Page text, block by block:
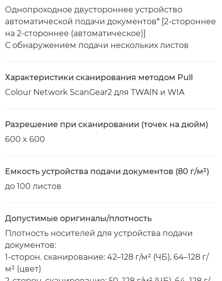
Однопроходное двустороннее устройство
автоматической подачи документов* [2-стороннее
на 2-стороннее (автоматическое)]
С обнаружением подачи нескольких листов
Характеристики сканирования методом Pull
Colour Network ScanGear2 для TWAIN и WIA
Разрешение при сканировании (точек на дюйм)
600 x 600
Емкость устройства подачи документов (80 г/м²)
до 100 листов
Допустимые оригиналы/плотность
Плотность носителей для устройства подачи
документов:
1-сторон. сканирование: 42–128 г/м² (ЧБ), 64–128 г/
м² (цвет)